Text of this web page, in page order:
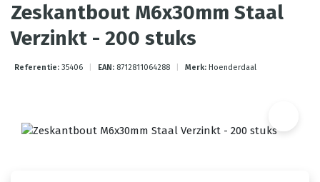
Zeskantbout M6x30mm Staal
Verzinkt - 200 stuks
Referentie: 35406 EAN: 8712811064288 Merk: Hoenderdaal